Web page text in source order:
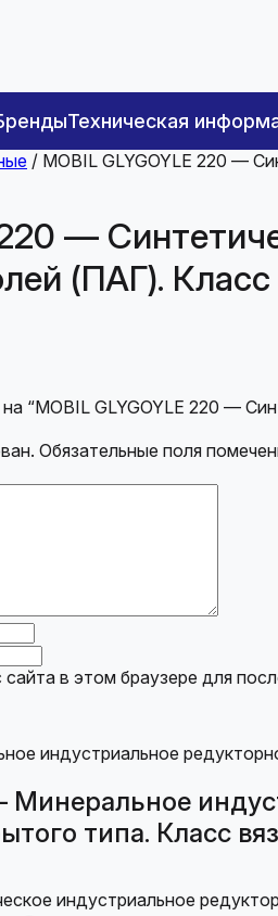
Техническая
/ MOBIL GLYGOYLE 220 —
220 —
(ПАГ).
“MOBIL GLYGOYLE 220 —
Обязательные поля
сайта в этом браузере для
Минеральное
типа. Класс